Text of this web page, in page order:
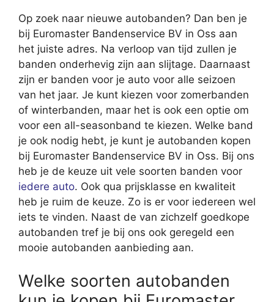
Op zoek naar nieuwe autobanden? Dan ben je
bij Euromaster Bandenservice BV in Oss aan
het juiste adres. Na verloop van tijd zullen je
banden onderhevig zijn aan slijtage. Daarnaast
zijn er banden voor je auto voor alle seizoen
van het jaar. Je kunt kiezen voor zomerbanden
of winterbanden, maar het is ook een optie om
voor een all-seasonband te kiezen. Welke band
je ook nodig hebt, je kunt je autobanden kopen
bij Euromaster Bandenservice BV in Oss. Bij ons
heb je de keuze uit vele soorten banden voor
iedere auto. Ook qua prijsklasse en kwaliteit
heb je ruim de keuze. Zo is er voor iedereen wel
iets te vinden. Naast de van zichzelf goedkope
autobanden tref je bij ons ook geregeld een
mooie autobanden aanbieding aan.
Welke soorten autobanden